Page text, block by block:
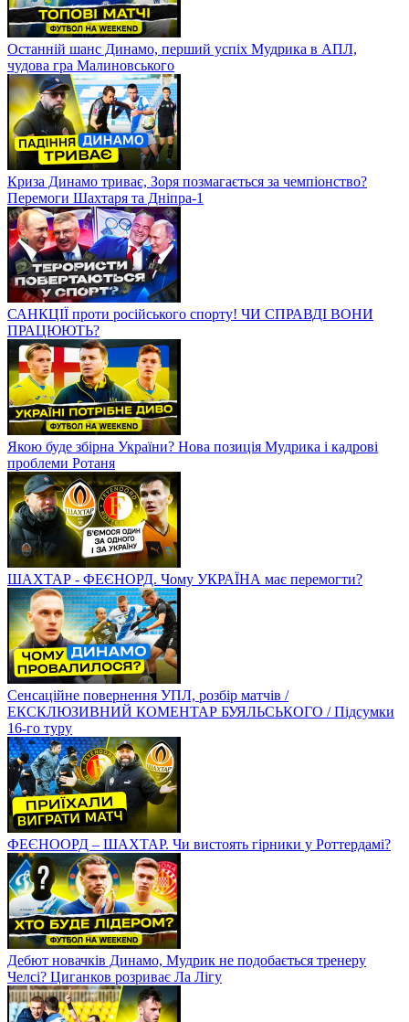
Останній шанс Динамо, перший успіх Мудрика в АПЛ,
чудова гра Малиновського
Криза Динамо триває, Зоря позмагається за чемпіонство?
Перемоги Шахтаря та Дніпра-1
САНКЦІЇ проти російського спорту! ЧИ СПРАВДІ ВОНИ
ПРАЦЮЮТЬ?
Якою буде збірна України? Нова позиція Мудрика і кадрові
проблеми Ротаня
ШАХТАР - ФЕЄНОРД. Чому УКРАЇНА має перемогти?
Сенсаційне повернення УПЛ, розбір матчів /
ЕКСКЛЮЗИВНИЙ КОМЕНТАР БУЯЛЬСЬКОГО / Підсумки
16-го туру
ФЕЄНООРД – ШАХТАР. Чи вистоять гірники у Роттердамі?
Дебют новачків Динамо, Мудрик не подобається тренеру
Челсі? Циганков розриває Ла Лігу